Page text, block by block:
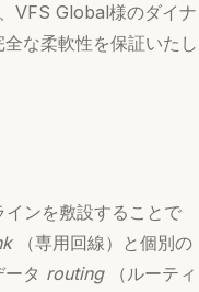
VFS Global様のダイナ
な柔軟性を保証いたし
ンを敷設することで
（専用回線）と個別の
タ routing（ルーティ